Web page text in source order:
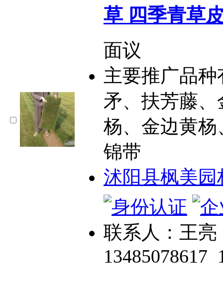
草 四季青草
面议
主要推广品
矛、扶芳藤
杨、金边黄
锦带
沭阳县枫美
联系人：王亮
13485078617